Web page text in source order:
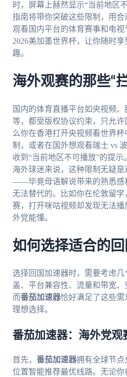
时，屏幕上赫然显示“当前地区
指南将带你突破这些限制，用
观看国内平台的体育赛事和电
2026美加墨世界杯，让你随时
趣。
海外观赛的那些“
国内的体育直播平台如央视频
等，都受版权协议约束，只允
么你在香港打开央视频看世界
制，或者在国外想观看瑞士 vs
收到“当前地区不可播放”的提
海外球迷来说，这种限制无疑
——毕竟母语解说带来的熟悉感
无法替代的。比如你在伦敦留
赛，打开咪咕视频却发现无法
外党能懂。
如何选择适合的回
选择回国加速器时，需要考虑
盖、平台兼容性、流量和带宽、
而番茄加速器恰好满足了这些需
理想选择。
番茄加速器：海外党观
首先， 番茄加速器拥有全球节点
位置智能推荐最优线路。无论